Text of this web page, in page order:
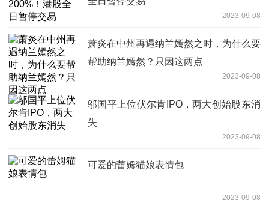
2023-09-08
萧炎在中州再遇纳兰嫣然之时，为什么要
帮助纳兰嫣然？只因这两点
2023-09-08
邬国平上位伏尔肯IPO，两大创始股东消
失
2023-09-08
可爱的蕾姆猫娘表情包
2023-09-08